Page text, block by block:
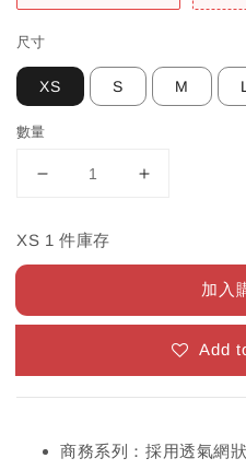
尺寸
XS S M L
數量
XS 1 件庫存
加入
Add
商務系列：採用透氣網